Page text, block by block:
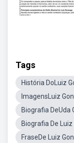
Tags
História DoLuiz
ImagensLuiz
Biografia DeUda
Biografia De
FraseDe Luiz